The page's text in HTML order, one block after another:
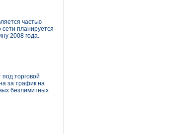
частью
планируется
2008 года.
торговой
за трафик на
безлимитных